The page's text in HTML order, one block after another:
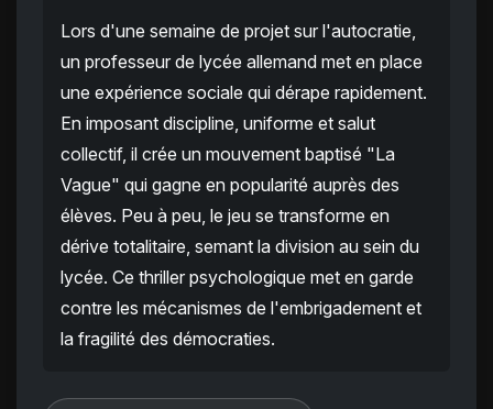
Lors d'une semaine de projet sur l'autocratie,
un professeur de lycée allemand met en place
une expérience sociale qui dérape rapidement.
En imposant discipline, uniforme et salut
collectif, il crée un mouvement baptisé "La
Vague" qui gagne en popularité auprès des
élèves. Peu à peu, le jeu se transforme en
dérive totalitaire, semant la division au sein du
lycée. Ce thriller psychologique met en garde
contre les mécanismes de l'embrigadement et
la fragilité des démocraties.